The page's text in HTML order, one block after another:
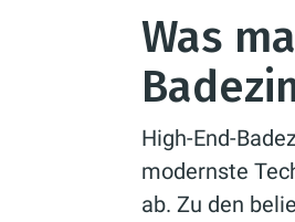
Was
High-End-
modernste
ab. Zu den